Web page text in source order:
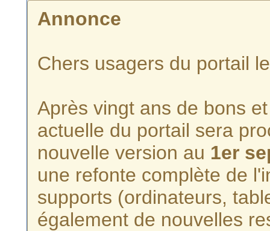
Annonce
Chers usagers du portail
Après vingt ans de bons
actuelle du portail sera
nouvelle version au 1er
une refonte complète de
supports (ordinateurs,
également de nouvelles